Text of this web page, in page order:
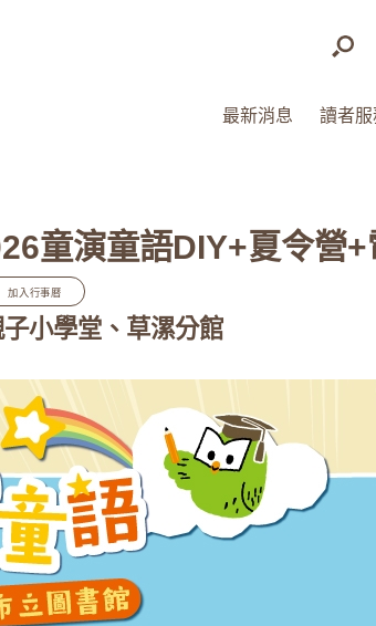
最新消息 讀者服
童演童語DIY+夏令營
加入行事曆
小學堂、草漯分館